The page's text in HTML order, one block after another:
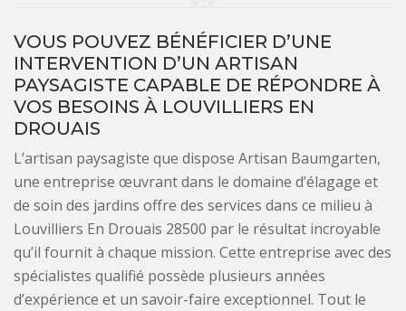
VOUS POUVEZ BÉNÉFICIER D’UNE
INTERVENTION D’UN ARTISAN
PAYSAGISTE CAPABLE DE RÉPONDRE À
VOS BESOINS À LOUVILLIERS EN
DROUAIS
L’artisan paysagiste que dispose Artisan Baumgarten,
une entreprise œuvrant dans le domaine d’élagage et
de soin des jardins offre des services dans ce milieu à
Louvilliers En Drouais 28500 par le résultat incroyable
qu’il fournit à chaque mission. Cette entreprise avec des
spécialistes qualifié possède plusieurs années
d’expérience et un savoir-faire exceptionnel. Tout le